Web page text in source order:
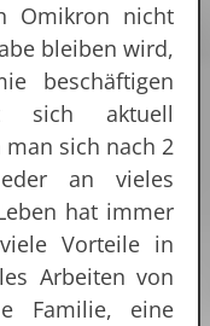
Omikron nicht
bleiben wird,
beschäftigen
sich aktuell
sich nach 2
an vieles
hat immer
Vorteile in
Arbeiten von
Familie, eine